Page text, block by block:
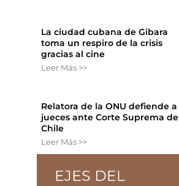
La ciudad cubana de Gibara
toma un respiro de la crisis
gracias al cine
Leer Más >>
Relatora de la ONU defiende a
jueces ante Corte Suprema de
Chile
Leer Más >>